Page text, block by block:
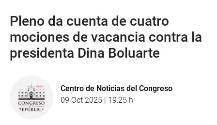
Pleno da cuenta de cuatro
mociones de vacancia contra la
presidenta Dina Boluarte
Centro de Noticias del Congreso
09 Oct 2025 | 19:25 h